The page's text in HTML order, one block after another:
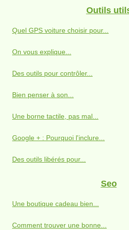
Outils
Quel GPS voiture choisir pour...
On vous explique...
Des outils pour contrôler...
Bien penser à son...
Une borne tactile, pas mal...
Google + : Pourquoi l'inclure...
Des outils libérés pour...
Seo
Une boutique cadeau bien...
Comment trouver une bonne...